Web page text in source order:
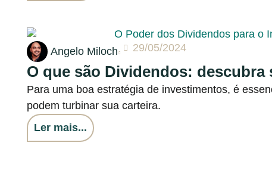
Angelo Miloch 29/05/2024
O que são Dividendos:
Para uma boa estratégia de investimentos, é
podem turbinar sua carteira.
Ler mais...